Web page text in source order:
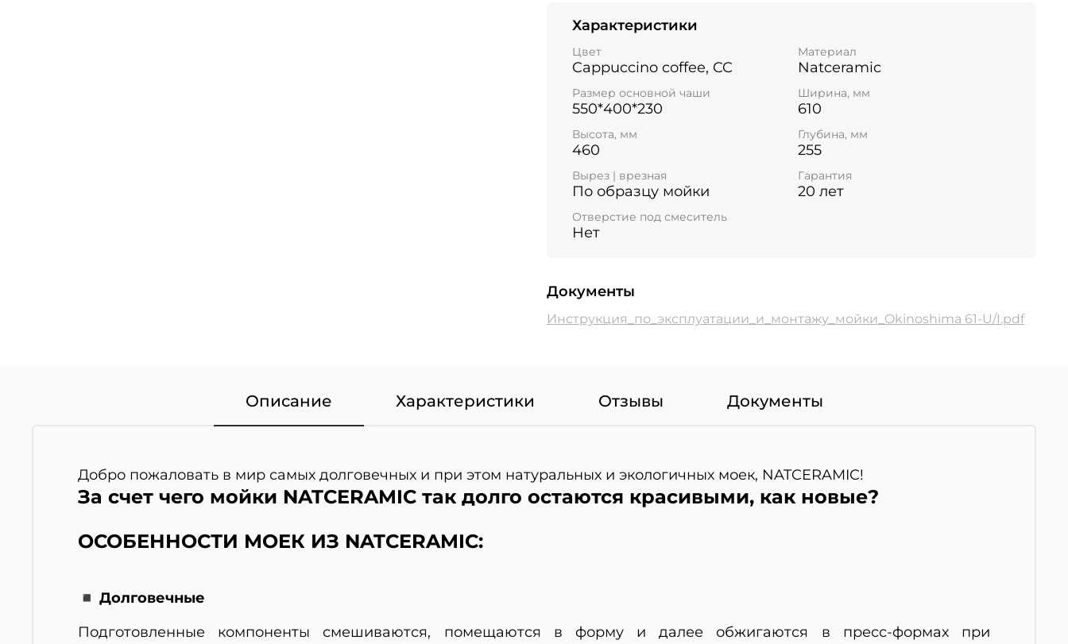
Характеристики
Цвет
Cappuccino coffee, CC
Материал
Natceramic
Размер основной чаши
550*400*230
Ширина, мм
610
Высота, мм
460
Глубина, мм
255
Вырез | врезная
По образцу мойки
Гарантия
20 лет
Отверстие под смеситель
Нет
Документы
Инструкция_по_эксплуатации_и_монтажу_мойки_Okinoshima 61-U/I.pdf
Описание Характеристики Отзывы Документы
Добро пожаловать в мир самых долговечных и при этом натуральных и экологичных моек, NATCERAMIC!
За счет чего мойки NATCERAMIC так долго остаются красивыми, как новые?
ОСОБЕННОСТИ МОЕК ИЗ NATCERAMIC:
◾ Долговечные
Подготовленные компоненты смешиваются, помещаются в форму и далее обжигаются в пресс-формах при